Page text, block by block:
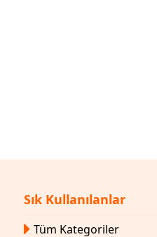
Sık Kullanılanlar
Tüm Kategoriler